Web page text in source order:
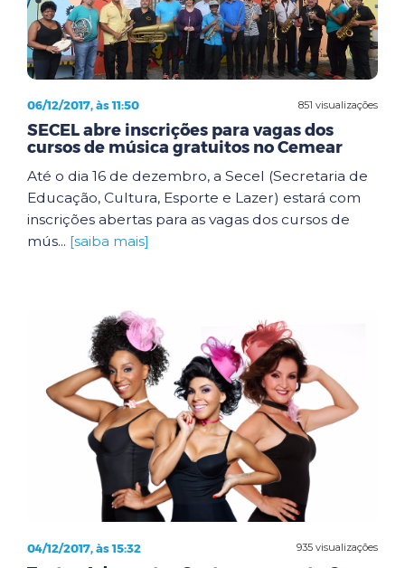
851 visualizações
06/12/2017, às 11:50
SECEL abre inscrições para vagas dos
cursos de música gratuitos no Cemear
Até o dia 16 de dezembro, a Secel (Secretaria de
Educação, Cultura, Esporte e Lazer) estará com
inscrições abertas para as vagas dos cursos de
mús... [saiba mais]
935 visualizações
04/12/2017, às 15:32